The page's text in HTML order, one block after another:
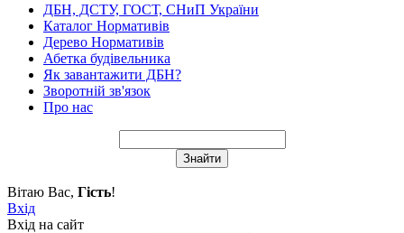
ДБН, ДСТУ, ГОСТ, СНиП України
Каталог Нормативів
Дерево Нормативів
Абетка будівельника
Як завантажити ДБН?
Зворотній зв'язок
Про нас
Вітаю Вас, Гість!
Вхід
Вхід на сайт